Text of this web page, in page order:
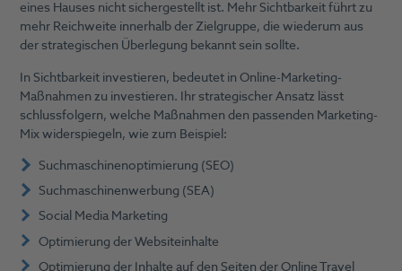
eines Hauses nicht sichergestellt ist. Mehr Sichtbarkeit führt zu
mehr Reichweite innerhalb der Zielgruppe, die wiederum aus
der strategischen Überlegung bekannt sein sollte.
In Sichtbarkeit investieren, bedeutet in Online-Marketing-
Maßnahmen zu investieren. Ihr strategischer Ansatz lässt
schlussfolgern, welche Maßnahmen den passenden Marketing-
Mix widerspiegeln, wie zum Beispiel:
Suchmaschinenoptimierung (SEO)
Suchmaschinenwerbung (SEA)
Social Media Marketing
Optimierung der Websiteinhalte
Optimierung der Inhalte auf den Seiten der Online Travel